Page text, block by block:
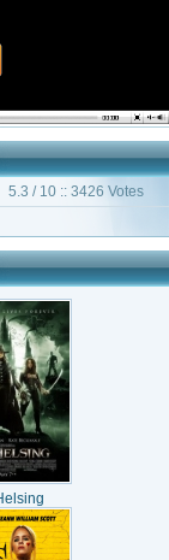
5.3 / 10 :: 3426 Votes